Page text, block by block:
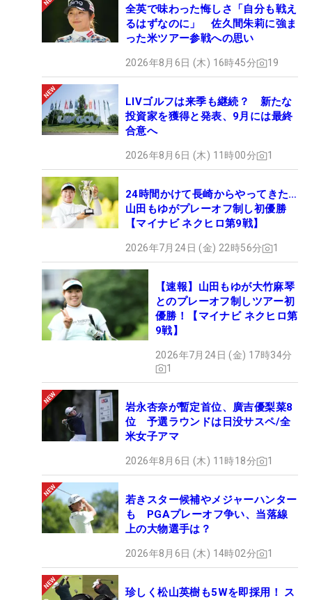
全英で味わった悔しさ「自分も戦え
るはずなのに」 佐久間朱莉に強ま
った米ツアー参戦への思い
2026年8月6日 (木) 16時45分 19
LIVゴルフは来季も継続？ 新たな
投資家を獲得と発表、9月には最終
合意へ
2026年8月6日 (木) 11時00分 1
24時間かけて長崎からやってきた…
山田もゆがプレーオフ制し初優勝
【マイナビ ネクヒロ第9戦】
2026年7月24日 (金) 22時56分 1
【速報】山田もゆが大竹麻琴
とのプレーオフ制しツアー初
優勝！【マイナビ ネクヒロ第
9戦】
2026年7月24日 (金) 17時34分
1
岩永杏奈が暫定首位、廣吉優梨菜8
位 予選ラウンドは日没サスペ/全
米女子アマ
2026年8月6日 (木) 11時18分 1
若きスター候補やメジャーハンター
も PGAプレーオフ争い、当落線
上の大物選手は？
2026年8月6日 (木) 14時02分 1
珍しく松山英樹も5Wを即採用！ ス